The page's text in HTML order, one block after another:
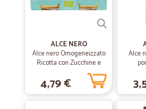
Alfredo G.
Ottimo in ogni aspetto!!!
Simone P.
TOP!!!!!!!!!
ALCE NERO
Alce nero Omogeneizzato
Ricotta con Zucchine e
Carote 2 x 80 gr.
4,79 €
Alce